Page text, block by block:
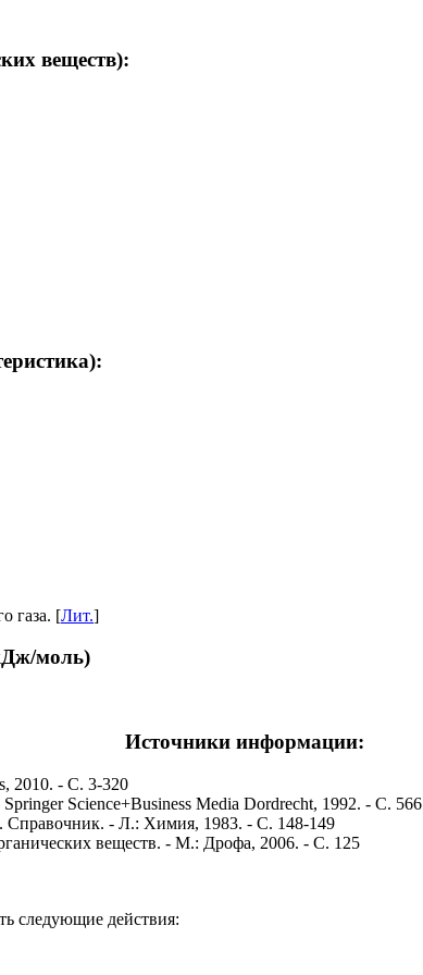
веществ):
газа. [Лит.]
моль)
Источники информации:
2010. - С. 3-320
Science+Business Media Dordrecht, 1992. - С. 566
Справочник. - Л.: Химия, 1983. - С. 148-149
веществ. - М.: Дрофа, 2006. - С. 125
следующие действия: